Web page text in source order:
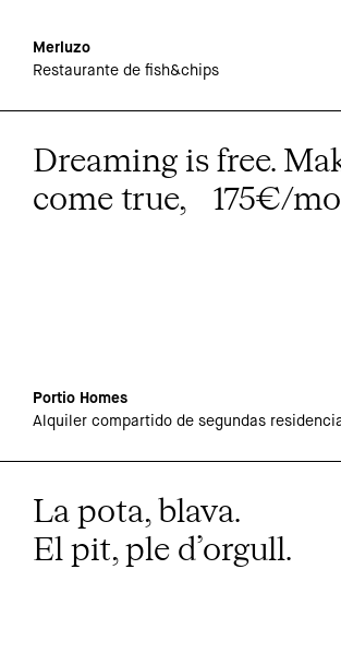
Merluzo
Restaurante de fish&chips
Dreaming is free.
come true, 175€/
Portio Homes
Alquiler compartido de segundas
La pota, blava.
El pit, ple d’orgull.